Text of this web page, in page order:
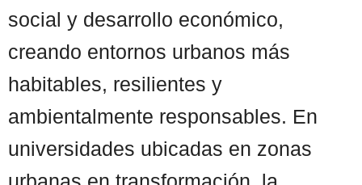
social y desarrollo económico,
creando entornos urbanos más
habitables, resilientes y
ambientalmente responsables. En
universidades ubicadas en zonas